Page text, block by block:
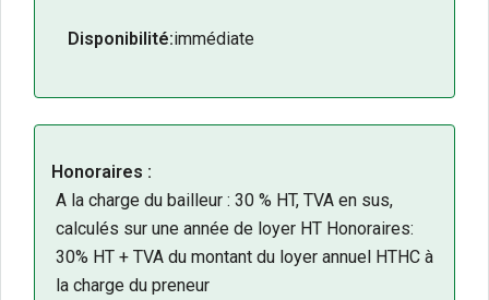
Disponibilité:immédiate
Honoraires :
A la charge du bailleur : 30 % HT, TVA en sus,
calculés sur une année de loyer HT Honoraires:
30% HT + TVA du montant du loyer annuel HTHC à
la charge du preneur